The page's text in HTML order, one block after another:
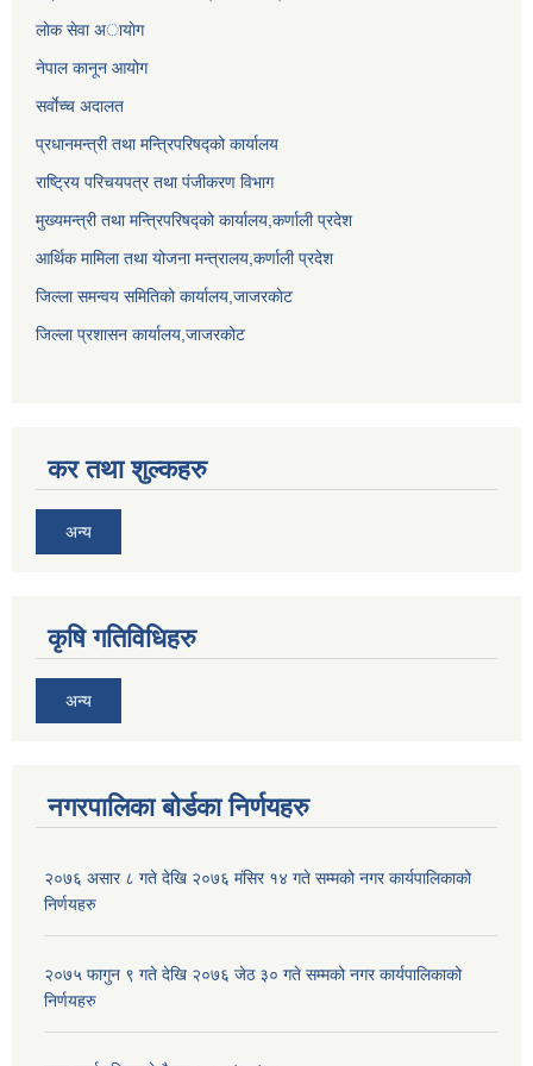
लाेक सेवा अायाेग
नेपाल कानून आयोग
सर्वाेच्च अदालत
प्रधानमन्त्री तथा मन्त्रिपरिषद्को कार्यालय
राष्ट्रिय परिचयपत्र तथा पंजीकरण विभाग
मुख्यमन्त्री तथा मन्त्रिपरिषद्को कार्यालय,कर्णाली प्रदेश
आर्थिक मामिला तथा योजना मन्त्रालय,कर्णाली प्रदेश
जिल्ला समन्वय समितिको कार्यालय,जाजरकाेट
जिल्ला प्रशासन कार्यालय,जाजरकोट
कर तथा शुल्कहरु
अन्य
कृषि गतिविधिहरु
अन्य
नगरपालिका बोर्डका निर्णयहरु
२०७६ असार ८ गते देखि २०७६ मंसिर १४ गते सम्मको नगर कार्यपालिकाको
निर्णयहरु
२०७५ फागुन ९ गते देखि २०७६ जेठ ३० गते सम्मको नगर कार्यपालिकाको
निर्णयहरु